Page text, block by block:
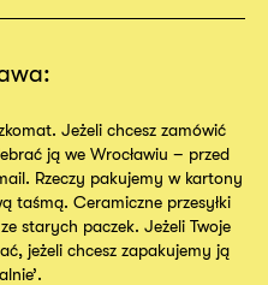
Jeżeli chcesz zamówić
ją we Wrocławiu – przed
Rzeczy pakujemy w kartony
taśmą. Ceramiczne przesyłki
starych paczek. Jeżeli Twoje
jeżeli chcesz zapakujemy ją